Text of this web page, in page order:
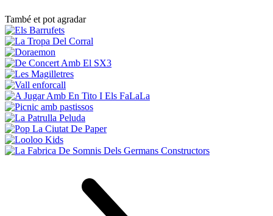
També et pot agradar